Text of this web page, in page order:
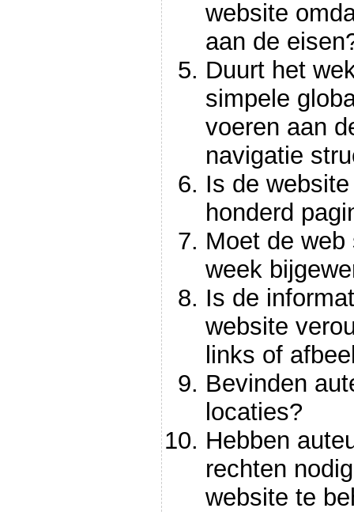
website
aan de
Duurt het
simpele
voeren aan
navigatie
Is de
honderd
Moet de
week
Is de
website
links of
Bevinden
locaties?
Hebben
rechten
website te